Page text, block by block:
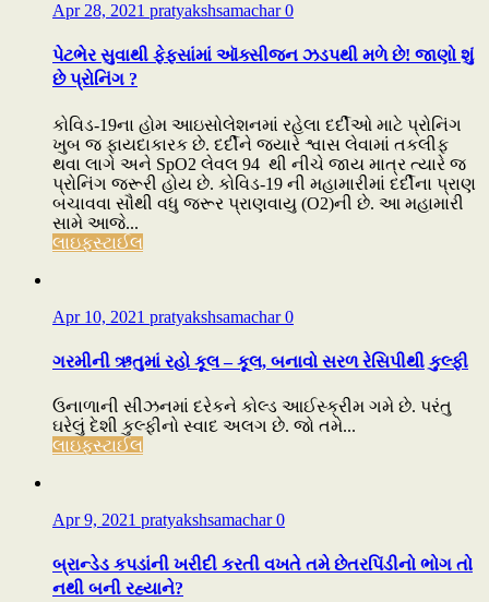
Apr 28, 2021 pratyakshsamachar0
પેટભેર સુવાથી ફેફસાંમાં ઑક્સીજન ઝડપથી મળે છે! જાણો શું
છે પ્રોનિંગ ?
કોવિડ-19ના હોમ આઇસોલેશનમાં રહેલા દર્દીઓ માટે પ્રોનિંગ
ખુબ જ ફાયદાકારક છે. દર્દીને જ્યારે શ્વાસ લેવામાં તકલીફ
થવા લાગે અને SpO2 લેવલ 94 થી નીચે જાય માત્ર ત્યારે જ
પ્રોનિંગ જરૂરી હોય છે. કોવિડ-19 ની મહામારીમાં દર્દીના પ્રાણ
બચાવવા સૌથી વધુ જરૂર પ્રાણવાયુ (O2)ની છે. આ મહામારી
સામે આજે...
લાઇફસ્ટાઈલ
Apr 10, 2021 pratyakshsamachar0
ગરમીની ઋતુમાં રહો કૂલ – કૂલ, બનાવો સરળ રેસિપીથી કુલ્ફી
ઉનાળાની સીઝનમાં દરેકને કોલ્ડ આઈસ્ક્રીમ ગમે છે. પરંતુ
ઘરેલું દેશી કુલ્ફીનો સ્વાદ અલગ છે. જો તમે...
લાઇફસ્ટાઈલ
Apr 9, 2021 pratyakshsamachar0
બ્રાન્ડેડ કપડાંની ખરીદી કરતી વખતે તમે છેતરપિંડીનો ભોગ તો
નથી બની રહ્યાને?